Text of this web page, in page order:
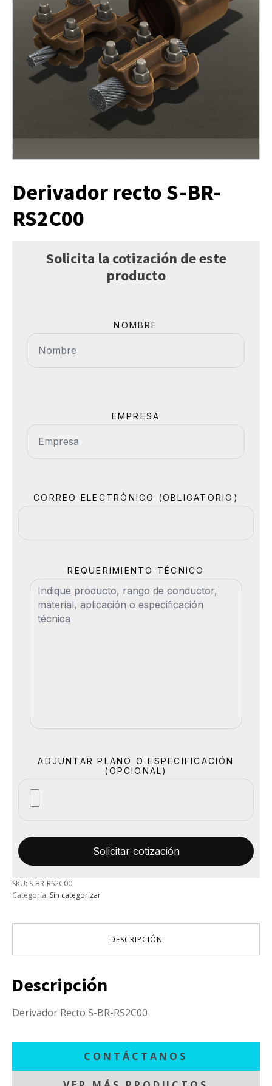
Derivador recto S-BR-
RS2C00
Solicita la cotización de este
producto
NOMBRE
EMPRESA
CORREO ELECTRÓNICO (OBLIGATORIO)
REQUERIMIENTO TÉCNICO
ADJUNTAR PLANO O ESPECIFICACIÓN
(OPCIONAL)
SKU: S-BR-RS2C00
Categoría: Sin categorizar
DESCRIPCIÓN
Descripción
Derivador Recto S-BR-RS2C00
CONTÁCTANOS